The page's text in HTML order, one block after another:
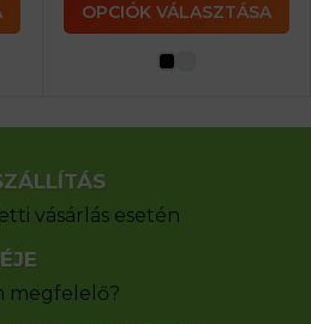
OPCIÓK VÁLASZTÁSA
vásárlás esetén
megfelelő?